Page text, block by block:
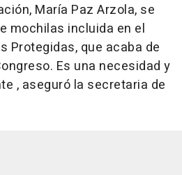
María Paz Arzola, se
mochilas incluida en el
Protegidas, que acaba de
Es una necesidad y
, aseguró la secretaria de